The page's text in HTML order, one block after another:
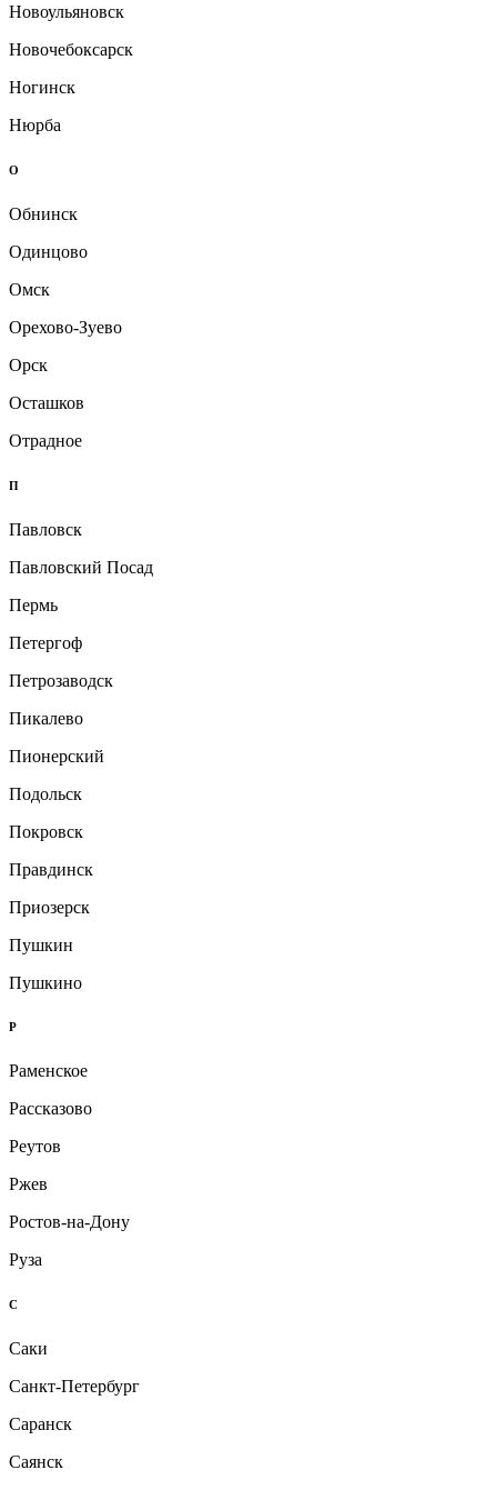
Новоульяновск
Новочебоксарск
Ногинск
Нюрба
О
Обнинск
Одинцово
Омск
Орехово-Зуево
Орск
Осташков
Отрадное
П
Павловск
Павловский Посад
Пермь
Петергоф
Петрозаводск
Пикалево
Пионерский
Подольск
Покровск
Правдинск
Приозерск
Пушкин
Пушкино
Р
Раменское
Рассказово
Реутов
Ржев
Ростов-на-Дону
Руза
С
Саки
Санкт-Петербург
Саранск
Саянск